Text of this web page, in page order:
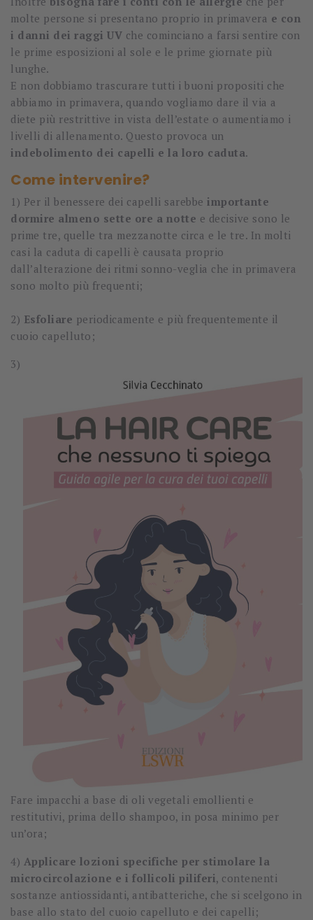
molte persone si presentano proprio in primavera e con
i danni dei raggi UV che cominciano a farsi sentire con
le prime esposizioni al sole e le prime giornate più
lunghe.
E non dobbiamo trascurare tutti i buoni propositi che
abbiamo in primavera, quando vogliamo dare il via a
diete più restrittive in vista dell’estate o aumentiamo i
livelli di allenamento. Questo provoca un
indebolimento dei capelli e la loro caduta.
Come intervenire?
1) Per il benessere dei capelli sarebbe importante
dormire almeno sette ore a notte e decisive sono le
prime tre, quelle tra mezzanotte circa e le tre. In molti
casi la caduta di capelli è causata proprio
dall’alterazione dei ritmi sonno-veglia che in primavera
sono molto più frequenti;
2) Esfoliare periodicamente e più frequentemente il
cuoio capelluto;
3)
Fare impacchi a base di oli vegetali emollienti e
restitutivi, prima dello shampoo, in posa minimo per
un’ora;
4) Applicare lozioni specifiche per stimolare la
microcircolazione e i follicoli piliferi, contenenti
sostanze antiossidanti, antibatteriche, che si scelgono in
base allo stato del cuoio capelluto e dei capelli;